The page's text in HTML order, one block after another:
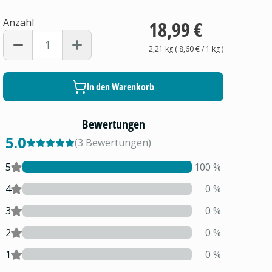
Anzahl 18,99 €
2,21 kg( 8,60 €/ 1 kg)
In den Warenkorb
Bewertungen
5.0 (3 Bewertungen)
5
100 %
4
0 %
3
0 %
2
0 %
1
0 %